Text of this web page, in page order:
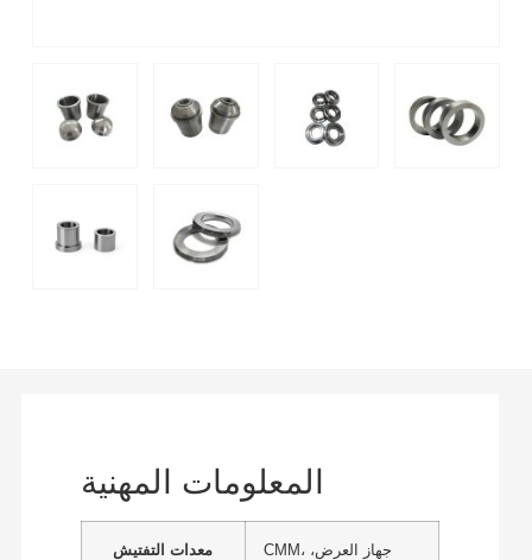
المعلومات المهنية
معدات التفتيش
CMM، جهاز العرض،